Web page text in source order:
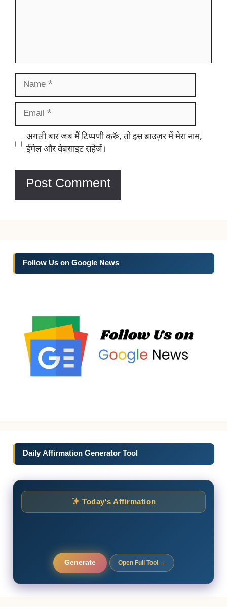
Name
Email
Website
अगली बार जब मैं टिप्पणी करूँ, तो इस ब्राउज़र में मेरा नाम,
ईमेल और वेबसाइट सहेजें।
Follow Us on Google News
Daily Affirmation Generator Tool
Today's Affirmation
Generate Open Full Tool →